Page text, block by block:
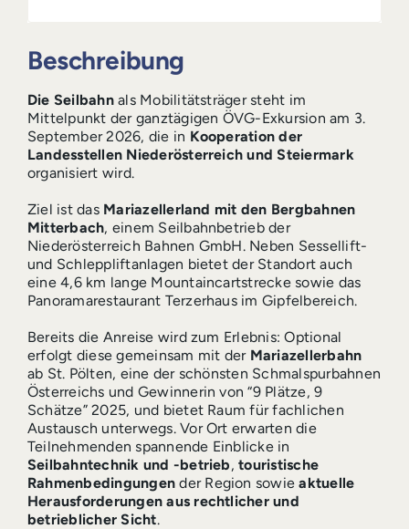
Beschreibung
Die Seilbahnals Mobilitätsträger steht im
Mittelpunkt der ganztägigen ÖVG-Exkursion am 3.
September 2026, die in Kooperation der
Landesstellen Niederösterreich und Steiermark
organisiert wird.
Ziel ist das Mariazellerland mit den Bergbahnen
Mitterbach, einem Seilbahnbetrieb der
Niederösterreich Bahnen GmbH. Neben Sessellift-
und Schleppliftanlagen bietet der Standort auch
eine 4,6 km lange Mountaincartstrecke sowie das
Panoramarestaurant Terzerhaus im Gipfelbereich.
Bereits die Anreise wird zum Erlebnis: Optional
erfolgt diese gemeinsam mit der Mariazellerbahn
ab St. Pölten, eine der schönsten Schmalspurbahnen
Österreichs und Gewinnerin von “9 Plätze, 9
Schätze” 2025, und bietet Raum für fachlichen
Austausch unterwegs. Vor Ort erwarten die
Teilnehmenden spannende Einblicke in
Seilbahntechnik und -betrieb,touristische
Rahmenbedingungen der Region sowieaktuelle
Herausforderungen aus rechtlicher und
betrieblicher Sicht.